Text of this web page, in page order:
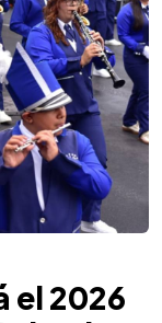
el 2026